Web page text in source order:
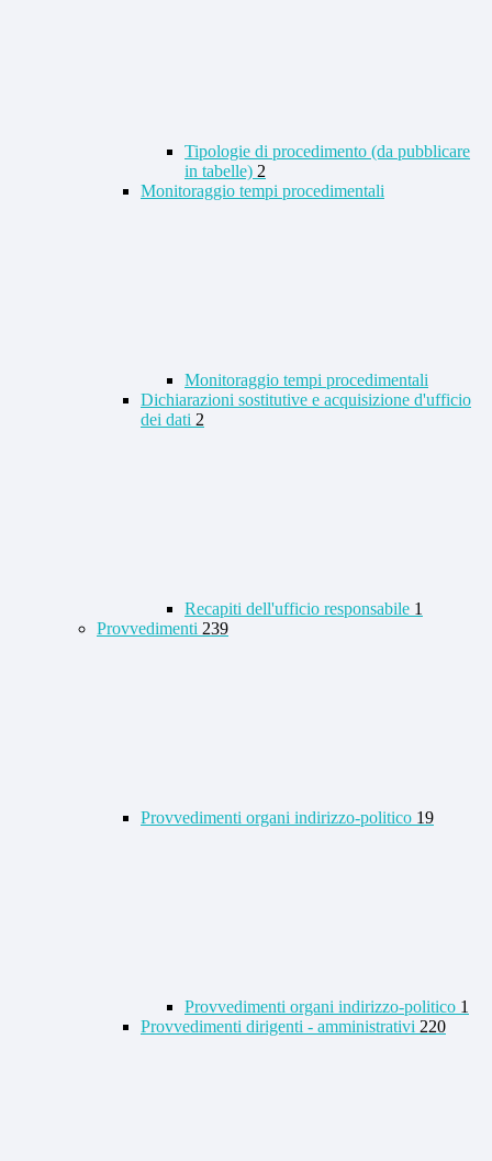
Tipologie di procedimento (da pubblicare
in tabelle) 2
Monitoraggio tempi procedimentali
Monitoraggio tempi procedimentali
Dichiarazioni sostitutive e acquisizione d'ufficio
dei dati 2
Recapiti dell'ufficio responsabile 1
Provvedimenti 239
Provvedimenti organi indirizzo-politico 19
Provvedimenti organi indirizzo-politico 1
Provvedimenti dirigenti - amministrativi 220